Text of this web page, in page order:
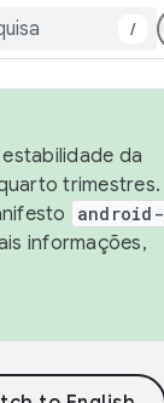
/
da
trimestres.
android-
informações,